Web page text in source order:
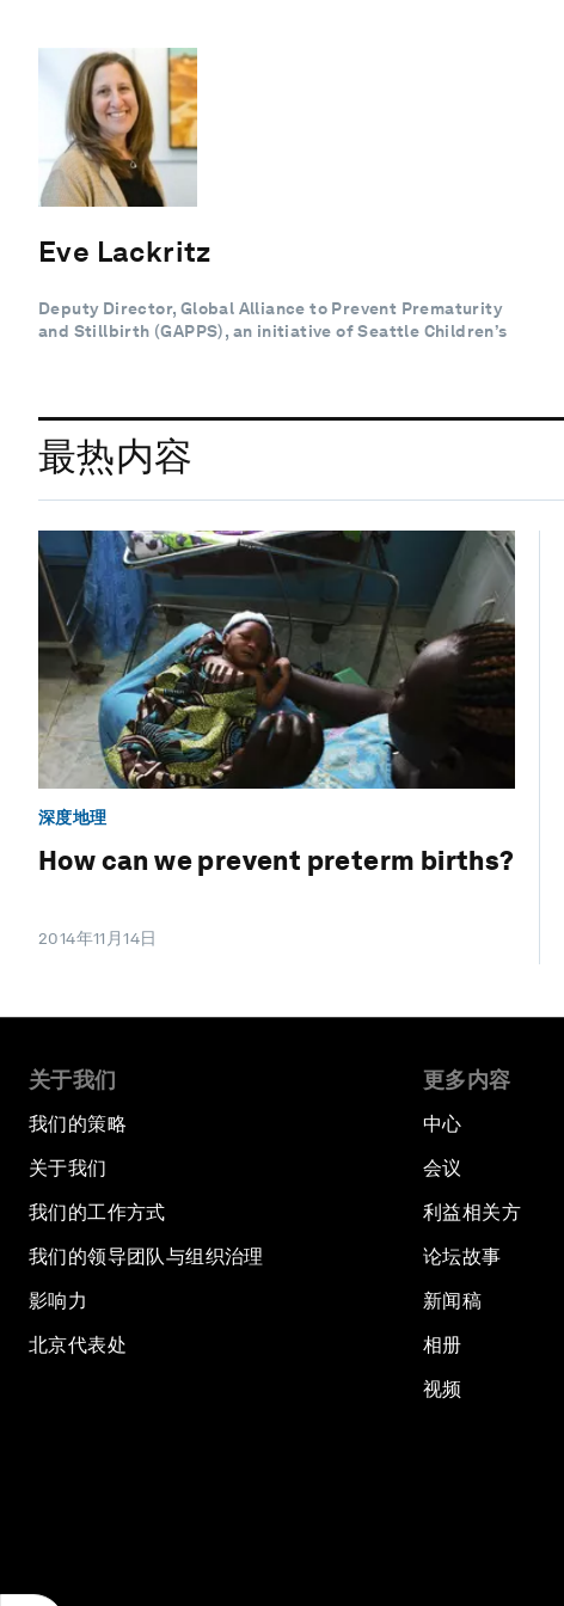
Eve Lackritz
Deputy Director, Global Alliance to Prevent Prematurity
and Stillbirth (GAPPS), an initiative of Seattle Children’s
最热内容
深度地理
How can we prevent preterm births?
2014年11月14日
关于我们
我们的策略
关于我们
我们的工作方式
我们的领导团队与组织治理
影响力
北京代表处
更多内容
中心
会议
利益相关方
论坛故事
新闻稿
相册
视频